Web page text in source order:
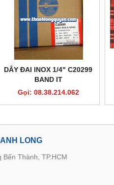
DÂY ĐAI INOX 1/4" C20299
BAND IT
Gọi: 08.38.214.062
LONG
Thành, TP.HCM